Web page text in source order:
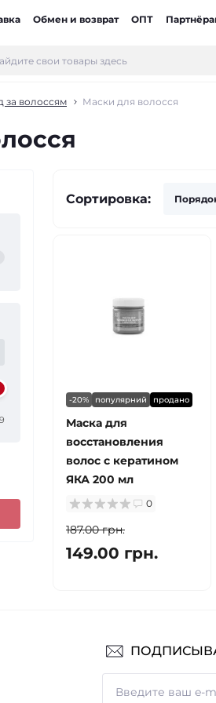
Обмен и возврат ОПТ
за волоссям Маски для волосся
Сортировка:
-20% популярний продано
Маска для
восстановления
волос с кератином
ЯКА 200 мл
0
187.00 грн.
149.00 грн.